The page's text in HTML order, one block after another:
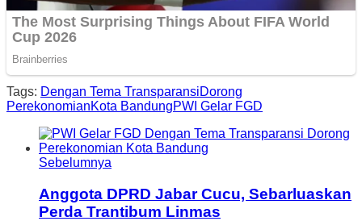
Tags: Dengan Tema TransparansiDorong
PerekonomianKota BandungPWI Gelar FGD
Sebelumnya
Anggota DPRD Jabar Cucu, Sebarluaskan
Perda Trantibum Linmas